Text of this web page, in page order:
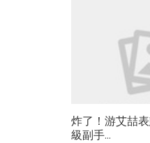
炸了！游艾喆
級副手...